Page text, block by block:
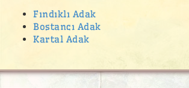
İcadiye Mahallesi adak
İdealtepe adak kurban satış
kadiköy adak
Fındıklı Adak
Bostancı Adak
Kartal Adak